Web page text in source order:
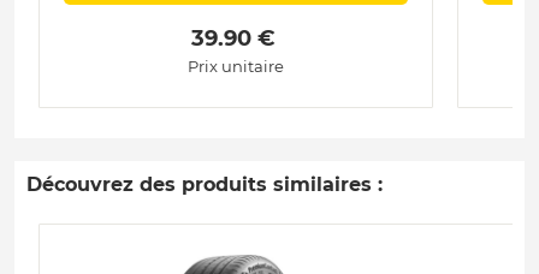
39.90 €
Prix unitaire
Découvrez des produits similaires :